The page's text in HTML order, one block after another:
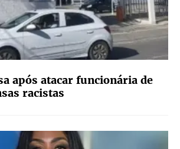
após atacar funcionária de
racistas